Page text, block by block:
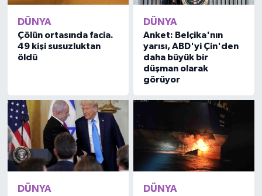
DÜNYA
Çölün ortasında facia.
49 kişi susuzluktan
öldü
DÜNYA
Anket: Belçika'nın
yarısı, ABD'yi Çin'den
daha büyük bir
düşman olarak
görüyor
DÜNYA DÜNYA